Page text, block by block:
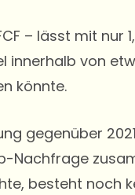
– lässt mit nur
innerhalb von
könnte.
gegenüber
Nachfrage
besteht noch